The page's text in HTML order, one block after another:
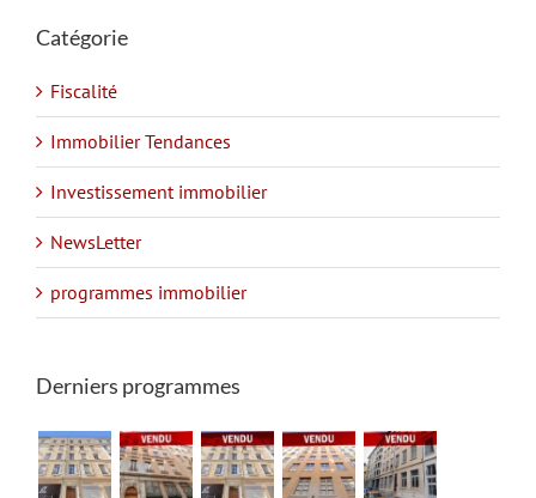
Catégorie
Fiscalité
Immobilier Tendances
Investissement immobilier
NewsLetter
programmes immobilier
Derniers programmes